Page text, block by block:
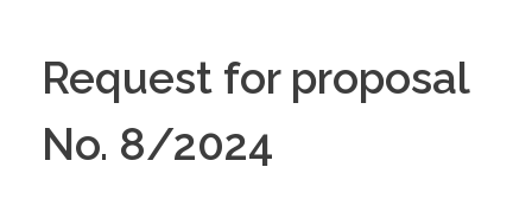
Request for proposal
No. 8/2024